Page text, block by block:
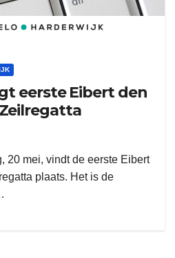
eerste Eibert den
20 mei, vindt de eerste Eibert
plaats. Het is de